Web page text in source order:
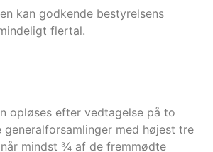
kan godkende bestyrelsens
flertal.
opløses efter vedtagelse på to
generalforsamlinger med højest tre
når mindst ¾ af de fremmødte